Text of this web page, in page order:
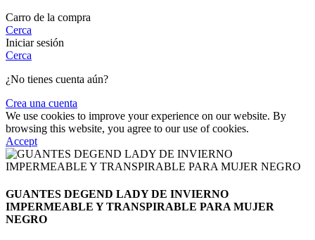
Carro de la compra
Cerca
Iniciar sesión
Cerca
¿No tienes cuenta aún?
Crea una cuenta
We use cookies to improve your experience on our website. By
browsing this website, you agree to our use of cookies.
Accept
GUANTES DEGEND LADY DE INVIERNO
IMPERMEABLE Y TRANSPIRABLE PARA MUJER
NEGRO